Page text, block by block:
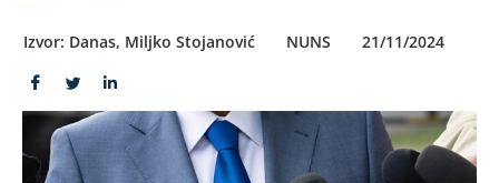
Izvor: Danas, Miljko Stojanović NUNS 21/11/2024